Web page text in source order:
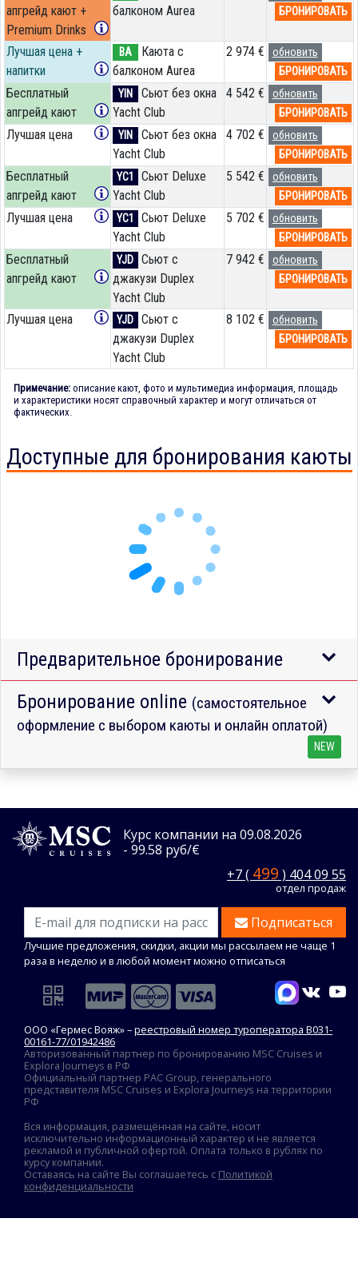
апгрейд кают +
Premium Drinks
балконом Aurea
БРОНИРОВАТЬ
Лучшая цена +
напитки
BA
Каюта с
балконом Aurea
2 974 €
обновить
БРОНИРОВАТЬ
Бесплатный
апгрейд кают
YIN
Сьют без окна
Yacht Club
4 542 €
обновить
БРОНИРОВАТЬ
Лучшая цена YIN
Сьют без окна
Yacht Club
4 702 €
обновить
БРОНИРОВАТЬ
Бесплатный
апгрейд кают
YC1
Сьют Deluxe
Yacht Club
5 542 €
обновить
БРОНИРОВАТЬ
Лучшая цена YC1
Сьют Deluxe
Yacht Club
5 702 €
обновить
БРОНИРОВАТЬ
Бесплатный
апгрейд кают
YJD
Сьют с
джакузи Duplex
Yacht Club
7 942 €
обновить
БРОНИРОВАТЬ
Лучшая цена YJD
Сьют с
джакузи Duplex
Yacht Club
8 102 €
обновить
БРОНИРОВАТЬ
Примечание: описание кают, фото и мультимедиа информация, площадь
и характеристики носят справочный характер и могут отличаться от
фактических.
Доступные для бронирования каюты
Предварительное бронирование
Бронирование online (самостоятельное
оформление с выбором каюты и онлайн оплатой)
NEW
Курс компании на 09.08.2026
- 99.58 руб/€
+7 ( 499 ) 404 09 55
отдел продаж
Подписаться
Лучшие предложения, скидки, акции мы рассылаем не чаще 1
раза в неделю и в любой момент можно отписаться
ООО «Гермес Вояж» –реестровый номер туроператора В031-
00161-77/01942486
Авторизованный партнер по бронированию MSC Cruises и
Explora Journeys в РФ
Официальный партнер PAC Group, генерального
представителя MSC Cruises и Explora Journeys на территории
РФ
Вся информация, размещённая на сайте, носит
исключительно информационный характер и не является
рекламой и публичной офертой. Оплата только в рублях по
курсу компании.
Оставаясь на сайте Вы соглашаетесь с Политикой
конфиденциальности